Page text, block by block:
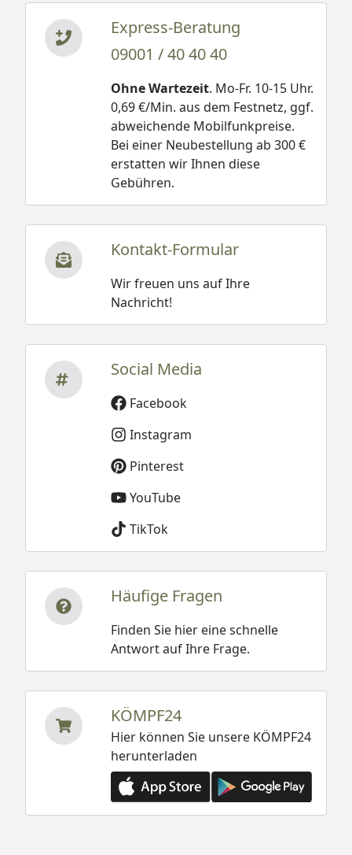
Express-Beratung
09001 / 40 40 40
Ohne Wartezeit. Mo-Fr. 10-15 Uhr.
0,69 €/Min. aus dem Festnetz, ggf.
abweichende Mobilfunkpreise.
Bei einer Neubestellung ab 300 €
erstatten wir Ihnen diese
Gebühren.
Kontakt-Formular
Wir freuen uns auf Ihre
Nachricht!
Social Media
Facebook
Instagram
Pinterest
YouTube
TikTok
Häufige Fragen
Finden Sie hier eine schnelle
Antwort auf Ihre Frage.
KÖMPF24
Hier können Sie unsere KÖMPF24
herunterladen